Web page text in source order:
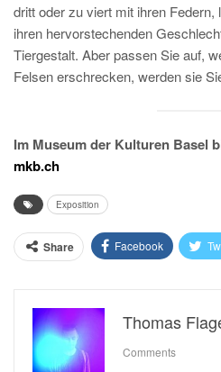
dritt oder zu viert mit ihren Federn,
ihren hervorstechenden
Tiergestalt. Aber passen Sie auf,
Felsen erschrecken, werden sie
Im Museum der Kulturen Basel
mkb.ch
Exposition
Share Facebook
Thomas
Comments